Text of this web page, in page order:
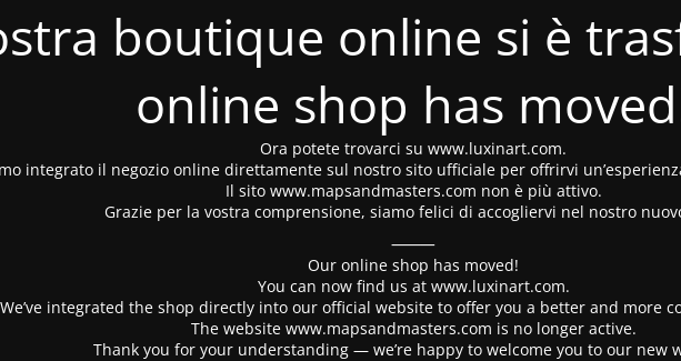
boutique online si è
online shop has
Ora potete trovarci su www.luxinart.com.
integrato il negozio online direttamente sul nostro sito ufficiale per offrirvi
Il sito www.mapsandmasters.com non è più attivo.
Grazie per la vostra comprensione, siamo felici di accogliervi nel nostro
⸻
Our online shop has moved!
You can now find us at www.luxinart.com.
We’ve integrated the shop directly into our official website to offer you a better and more
The website www.mapsandmasters.com is no longer active.
Thank you for your understanding — we’re happy to welcome you to our new